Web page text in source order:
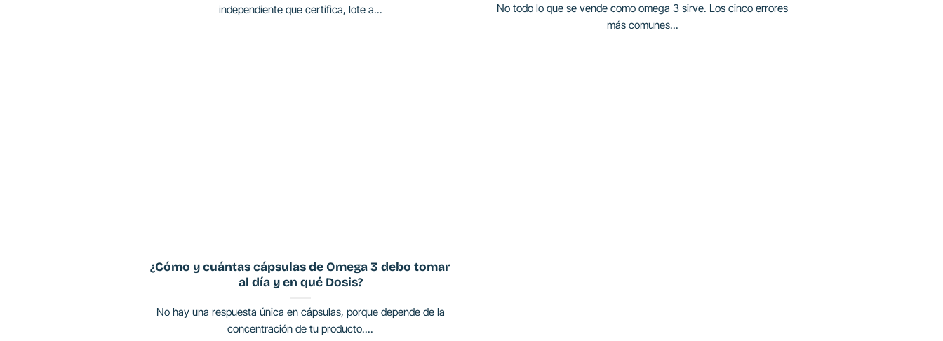
independiente que certifica, lote a...
No todo lo que se vende como omega 3 sirve. Los cinco errores
más comunes...
¿Cómo y cuántas cápsulas de Omega 3 debo tomar
al día y en qué Dosis?
No hay una respuesta única en cápsulas, porque depende de la
concentración de tu producto....